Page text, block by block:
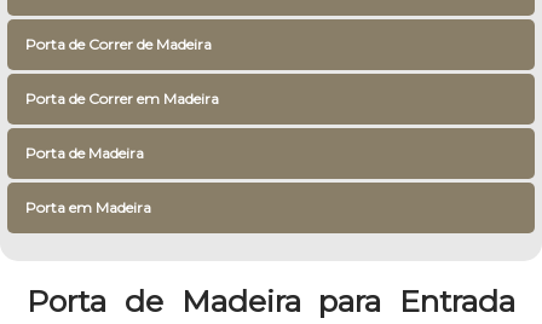
Porta de Correr de Madeira
Porta de Correr em Madeira
Porta de Madeira
Porta em Madeira
Porta de Madeira para Entrada